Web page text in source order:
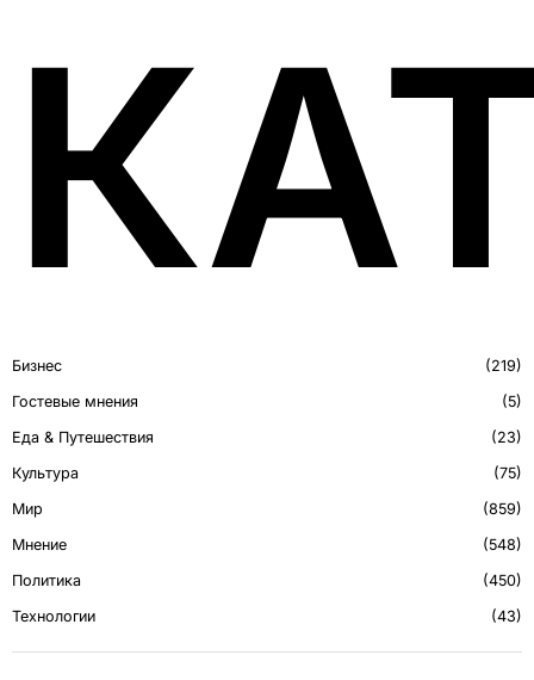
Бизнес
219
Гостевые мнения
5
Еда & Путешествия
23
Культура
75
Мир
859
Мнение
548
Политика
450
Технологии
43